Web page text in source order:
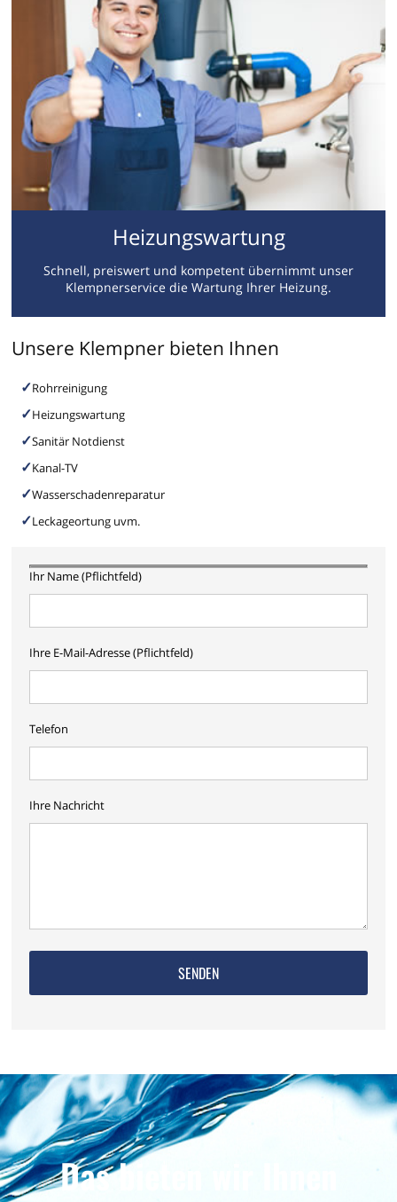
Heizungswartung
Schnell, preiswert und kompetent übernimmt unser
Klempnerservice die Wartung Ihrer Heizung.
Unsere Klempner bieten Ihnen
Rohrreinigung
Heizungswartung
Sanitär Notdienst
Kanal-TV
Wasserschadenreparatur
Leckageortung uvm.
Ihr Name (Pflichtfeld)
Ihre E-Mail-Adresse (Pflichtfeld)
Telefon
Ihre Nachricht
Das bieten wir Ihnen